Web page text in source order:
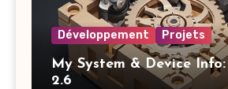
Développement Projets
My System & Device
2.6